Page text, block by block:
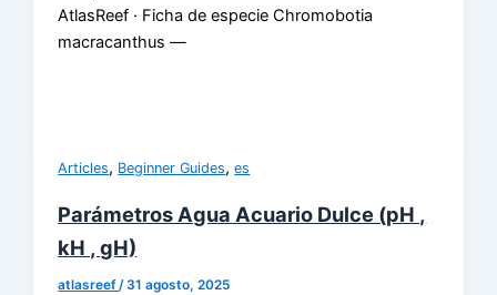
AtlasReef · Ficha de especie Chromobotia
macracanthus —
Articles, Beginner Guides,es
Parámetros Agua Acuario Dulce (pH ,
kH , gH)
atlasreef/31 agosto, 2025